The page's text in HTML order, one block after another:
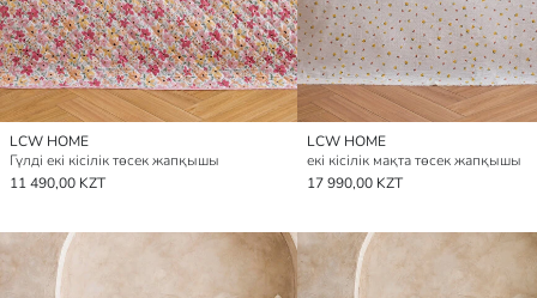
LCW HOME
Гүлді екі кісілік төсек жапқышы
11 490,00 KZT
LCW HOME
екі кісілік мақта төсек жапқышы
17 990,00 KZT